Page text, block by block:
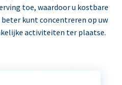
toe, waardoor u kostbare
kunt concentreren op uw
activiteiten ter plaatse.